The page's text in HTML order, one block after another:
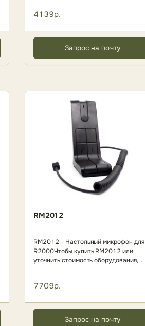
4139р.
Запрос на почту
RM2012
RM2012 - Настольный микрофон для
R2000Чтобы купить RM2012 или
уточнить стоимость оборудования, ..
7709р.
Запрос на почту